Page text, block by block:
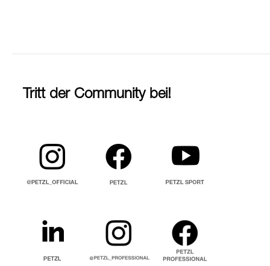
Tritt der Community bei!